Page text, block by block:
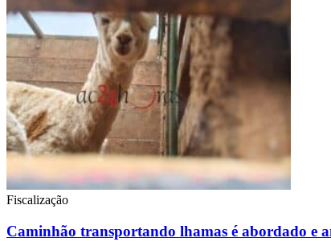
Fiscalização
Caminhão transportando lhamas é abordado e